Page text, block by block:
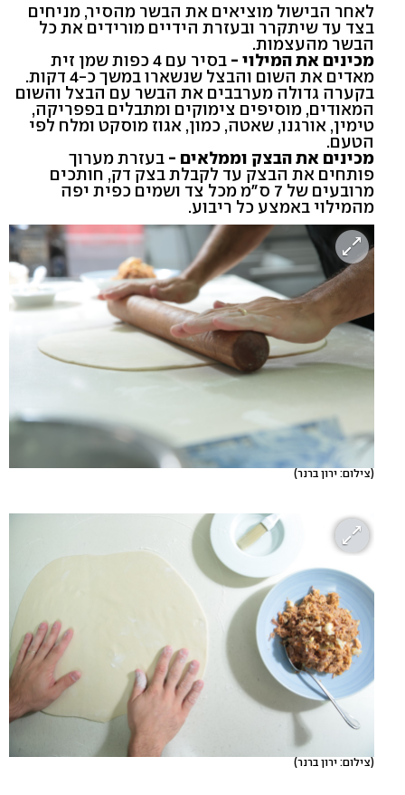
לאחר הבישול מוציאים את הבשר מהסיר, מניחים
בצד עד שיתקרר ובעזרת הידיים מורידים את כל
הבשר מהעצמות.
מכינים את המילוי - בסיר עם 4 כפות שמן זית
מאדים את השום והבצל שנשארו במשך כ-4 דקות.
בקערה גדולה מערבבים את הבשר עם הבצל והשום
המאודים, מוסיפים צימוקים ומתבלים בפפריקה,
טימין, אורגנו, שאטה, כמון, אגוז מוסקט ומלח לפי
הטעם.
מכינים את הבצק וממלאים -בעזרת מערוך
פותחים את הבצק עד לקבלת בצק דק, חותכים
מרובעים של 7 ס"מ מכל צד ושמים כפית יפה
מהמילוי באמצע כל ריבוע.
(צילום: ירון ברנר)
(צילום: ירון ברנר)